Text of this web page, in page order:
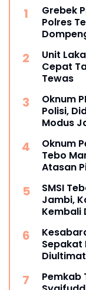
Grebek
Polres
Unit
Cepat
Tewas
Oknum
Polisi,
Modus
Oknum
Tebo
Atasan
SMSI
Jambi,
Kembali
Sepakat
Pemkab